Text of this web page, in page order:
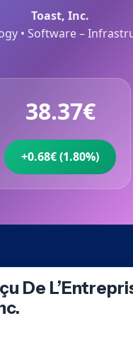
Toast, Inc.
• Software –
38.37€
+0.68€ (1.80%)
De